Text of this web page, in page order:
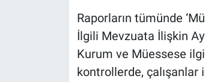
Raporların tümünde
İlgili Mevzuata İlişkin
Kurum ve Müessese
kontrollerde,